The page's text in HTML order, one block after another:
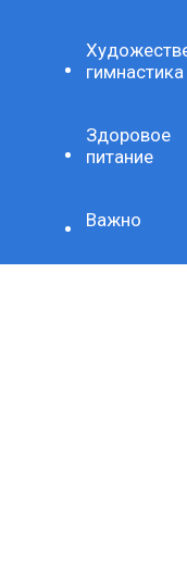
гимнастика
Здоровое
питание
Важно